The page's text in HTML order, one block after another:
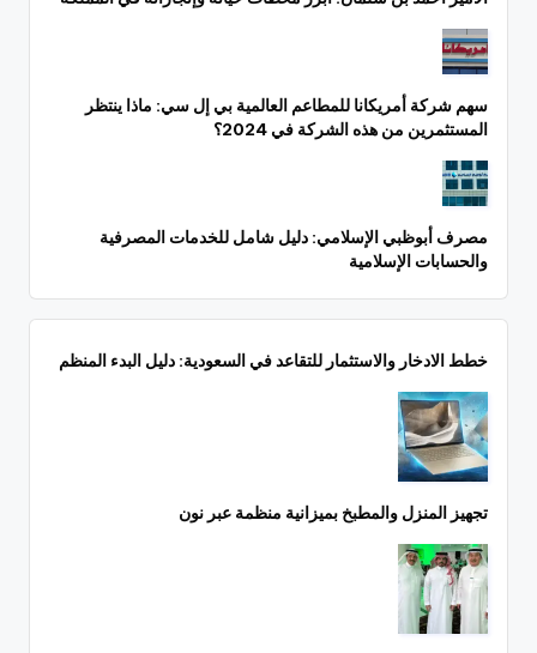
سهم شركة أمريكانا للمطاعم العالمية بي إل سي: ماذا ينتظر
المستثمرين من هذه الشركة في 2024؟
مصرف أبوظبي الإسلامي: دليل شامل للخدمات المصرفية
والحسابات الإسلامية
خطط الادخار والاستثمار للتقاعد في السعودية: دليل البدء المنظم
تجهيز المنزل والمطبخ بميزانية منظمة عبر نون